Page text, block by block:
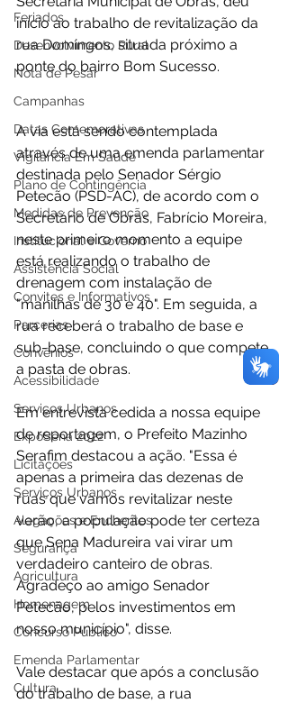
Feriados
Desenvolvimento Rural
Nota de Pesar
Campanhas
Datas Comemorativas
Vigilância Em Saúde
Plano de Contingência
Medidas de Prevenção
Institucional e Governo
Assistência Social
Convites e Informativos
Parcerias
Convênios
Acessibilidade
Serviços Urbanos
ExpoSena 2022
Licitações
Serviços Urbanos
Alagações e Enchentes
Segurança
Agricultura
Homenagem
Concurso Público
Emenda Parlamentar
Cultura
início ao trabalho de revitalização da
rua Domingos, situada próximo a
ponte do bairro Bom Sucesso.
A via está sendo contemplada
através de uma emenda parlamentar
destinada pelo Senador Sérgio
Petecão (PSD-AC), de acordo com o
Secretário de Obras, Fabrício Moreira,
neste primeiro momento a equipe
está realizando o trabalho de
drenagem com instalação de
"manilhas de 30 e 40". Em seguida, a
rua receberá o trabalho de base e
sub-base, concluindo o que compete
a pasta de obras.
Em entrevista cedida a nossa equipe
de reportagem, o Prefeito Mazinho
Serafim destacou a ação. "Essa é
apenas a primeira das dezenas de
ruas que vamos revitalizar neste
verão, a população pode ter certeza
que Sena Madureira vai virar um
verdadeiro canteiro de obras.
Agradeço ao amigo Senador
Petecão, pelos investimentos em
nosso município", disse.
Vale destacar que após a conclusão
do trabalho de base, a rua